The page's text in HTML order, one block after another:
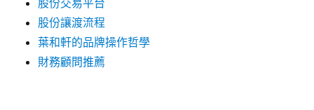
股份交易平台
股份讓渡流程
葉和軒的品牌操作哲學
財務顧問推薦